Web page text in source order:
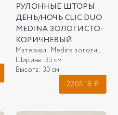
РУЛОННЫЕ ШТОРЫ
ДЕНЬ/НОЧЬ CLIC DUO
MEDINA ЗОЛОТИСТО-
КОРИЧНЕВЫЙ
Материал: Medina золотисто-коричневый
Ширина: 35 см
Высота: 30 см
2205.18 ₽